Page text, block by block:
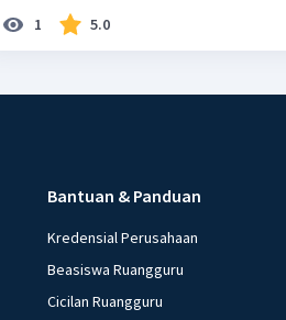
1 5.0
Bantuan & Panduan
Kredensial Perusahaan
Beasiswa Ruangguru
Cicilan Ruangguru